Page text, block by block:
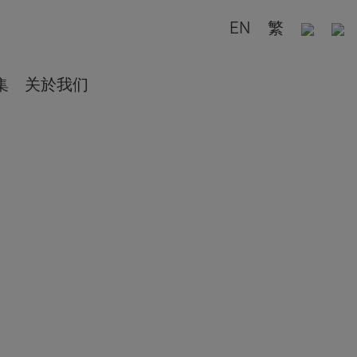
EN 繁
关於我们